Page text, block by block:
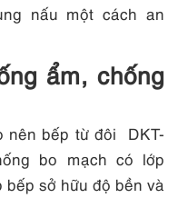
nấu một cách an
ẩm, chống
nên bếp từ đôi DKT-
bo mạch có lớp
sở hữu độ bền và